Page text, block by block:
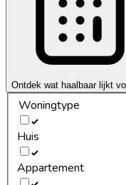
Ontdek wat haalbaar lijkt
Woningtype
Huis
Appartement